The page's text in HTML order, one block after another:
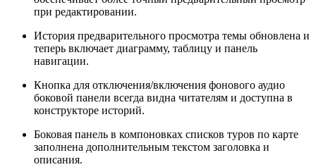
при редактировании.
История предварительного просмотра темы обновлена и
теперь включает диаграмму, таблицу и панель
навигации.
Кнопка для отключения/включения фонового аудио
боковой панели всегда видна читателям и доступна в
конструкторе историй.
Боковая панель в компоновках списков туров по карте
заполнена дополнительным текстом заголовка и
описания.